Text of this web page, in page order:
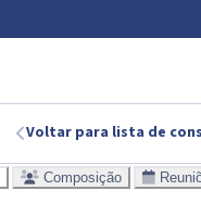
Voltar para lista de
Composição